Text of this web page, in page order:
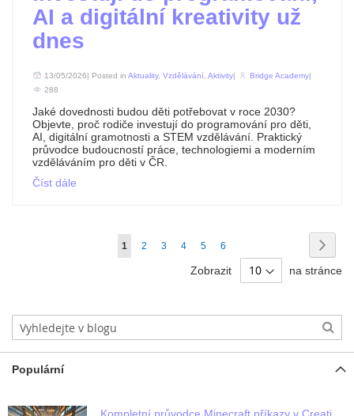
AI a digitální kreativity už
dnes
13/05/2026| Posted in Aktuality, Vzdělávání, Aktivity Bridge Academy
288
Jaké dovednosti budou děti potřebovat v roce 2030?
Objevte, proč rodiče investují do programování pro děti,
AI, digitální gramotnosti a STEM vzdělávání. Praktický
průvodce budoucností práce, technologiemi a moderním
vzděláváním pro děti v ČR.
Číst dále
Stránka
Právě
stránku
1 Stránka
2 Stránka
3 Stránka
4 Stránka
5 Stránka
6
Zobrazit na stránce
Populární